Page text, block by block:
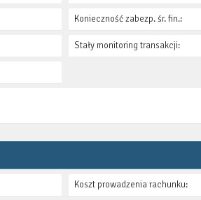
Konieczność zabezp. śr. fin.:
Stały monitoring transakcji:
Koszt prowadzenia rachunku: